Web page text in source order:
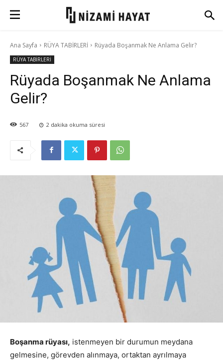
Ana Sayfa RÜYA TABİRLERİ Rüyada Boşanmak Ne Anlama Gelir?
RÜYA TABİRLERİ
Rüyada Boşanmak Ne Anlama
Gelir?
567 2 dakika okuma süresi
Boşanma rüyası, istenmeyen bir durumun meydana
gelmesine, görevden alınmaya, ortaktan ayrılmaya